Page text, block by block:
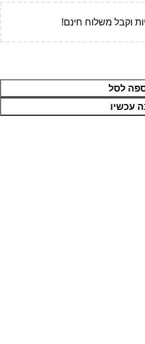
וקבל משלוח חינם!
לסל
עכשיו